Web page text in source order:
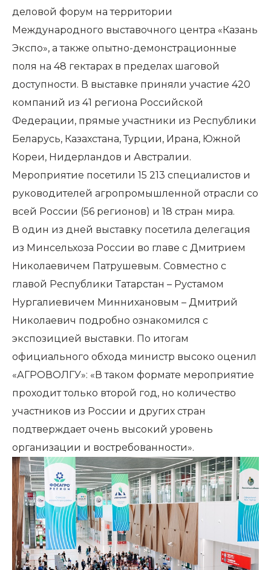
деловой форум на территории
Международного выставочного центра «Казань
Экспо», а также опытно-демонстрационные
поля на 48 гектарах в пределах шаговой
доступности. В выставке приняли участие 420
компаний из 41 региона Российской
Федерации, прямые участники из Республики
Беларусь, Казахстана, Турции, Ирана, Южной
Кореи, Нидерландов и Австралии.
Мероприятие посетили 15 213 специалистов и
руководителей агропромышленной отрасли со
всей России (56 регионов) и 18 стран мира.
В один из дней выставку посетила делегация
из Минсельхоза России во главе с Дмитрием
Николаевичем Патрушевым. Совместно с
главой Республики Татарстан – Рустамом
Нургалиевичем Миннихановым – Дмитрий
Николаевич подробно ознакомился с
экспозицией выставки. По итогам
официального обхода министр высоко оценил
«АГРОВОЛГУ»: «В таком формате мероприятие
проходит только второй год, но количество
участников из России и других стран
подтверждает очень высокий уровень
организации и востребованности».